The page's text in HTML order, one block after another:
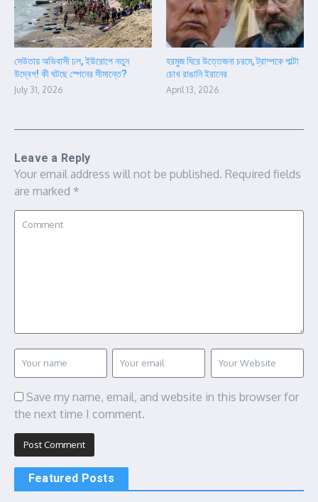
সেউতায় অভিবাসী ঢল, ইউরোপে নতুন
উদ্বেগ! কী ঘটছে স্পেনের সীমান্তে?
July 31, 2026
হরমুজ ঘিরে উত্তেজনা চরমে, ট্রাম্পকে পাল্টা
চোখ রাঙানি ইরানের
April 13, 2026
Leave a Reply
Your email address will not be published. Required fields
are marked *
Save my name, email, and website in this browser for
the next time I comment.
Featured Posts